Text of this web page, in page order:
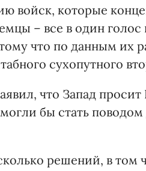
войск, которые
– все в один голос
что по данным их
сухопутного
что Запад
бы стать
решений, в том